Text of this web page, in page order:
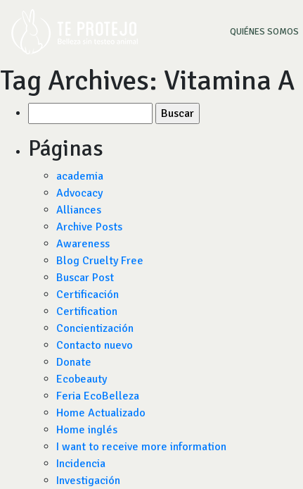
QUIÉNES SOMOS
Tag Archives: Vitamina A
por:
Páginas
academia
Advocacy
Alliances
Archive Posts
Awareness
Blog Cruelty Free
Buscar Post
Certificación
Certification
Concientización
Contacto nuevo
Donate
Ecobeauty
Feria EcoBelleza
Home Actualizado
Home inglés
I want to receive more information
Incidencia
Investigación